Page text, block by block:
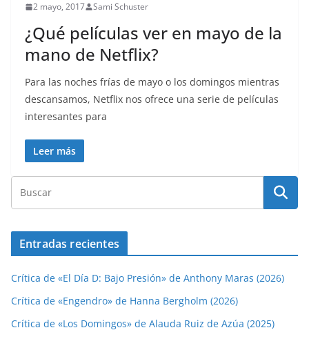
2 mayo, 2017 Sami Schuster
¿Qué películas ver en mayo de la
mano de Netflix?
Para las noches frías de mayo o los domingos mientras
descansamos, Netflix nos ofrece una serie de películas
interesantes para
Leer más
Entradas recientes
Crítica de «El Día D: Bajo Presión» de Anthony Maras (2026)
Crítica de «Engendro» de Hanna Bergholm (2026)
Crítica de «Los Domingos» de Alauda Ruiz de Azúa (2025)